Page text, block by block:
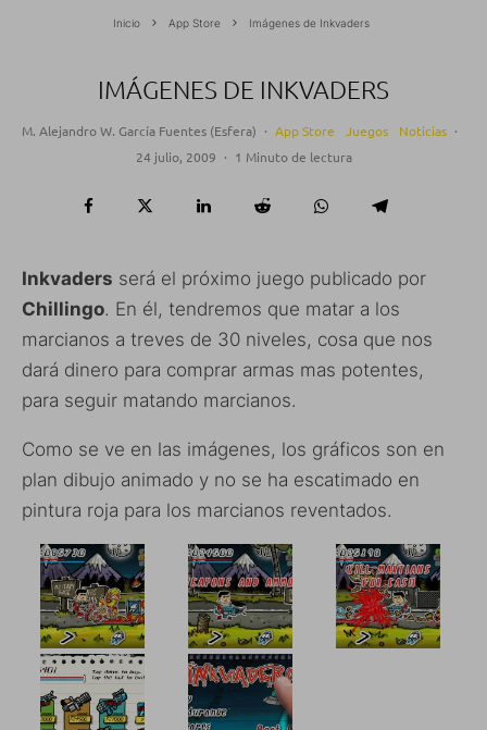
Inicio App Store Imágenes de Inkvaders
IMÁGENES DE INKVADERS
M. Alejandro W. García Fuentes (Esfera) · App Store Juegos Noticias ·
24 julio, 2009 · 1 Minuto de lectura
Inkvaders será el próximo juego publicado por
Chillingo. En él, tendremos que matar a los
marcianos a treves de 30 niveles, cosa que nos
dará dinero para comprar armas mas potentes,
para seguir matando marcianos.
Como se ve en las imágenes, los gráficos son en
plan dibujo animado y no se ha escatimado en
pintura roja para los marcianos reventados.